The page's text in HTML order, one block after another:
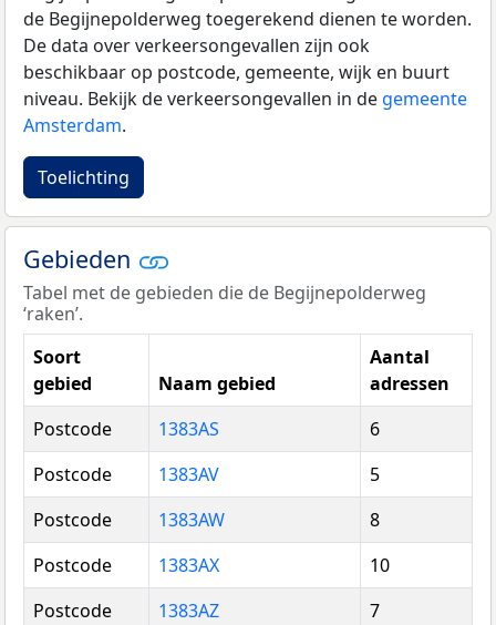
de Begijnepolderweg toegerekend dienen te worden.
De data over verkeersongevallen zijn ook
beschikbaar op postcode, gemeente, wijk en buurt
niveau. Bekijk de verkeersongevallen in de gemeente
Amsterdam.
Toelichting
Gebieden
Tabel met de gebieden die de Begijnepolderweg
‘raken’.
Soort
gebied
Naam gebied
Aantal
adressen
Postcode
1383AS
6
Postcode
1383AV
5
Postcode
1383AW
8
Postcode
1383AX
10
Postcode
1383AZ
7